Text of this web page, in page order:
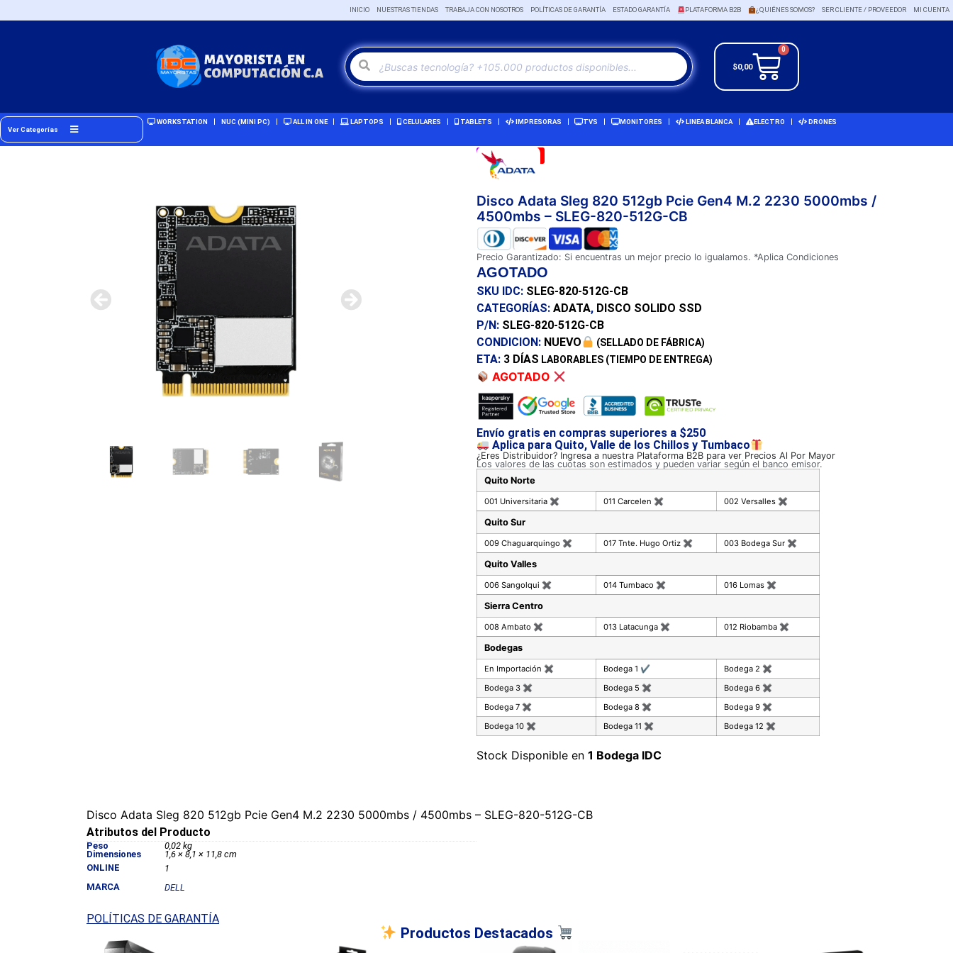
INICIO NUESTRAS TIENDAS TRABAJA CON NOSOTROS POLÍTICAS DE GARANTÍA ESTADO GARANTÍA PLATAFORMA B2B ¿QUIÉNES SOMOS? SER CLIENTE / PROVEEDOR MI CUENTA
$0,00
0
Ver Categorías
WORKSTATION NUC (MINI PC) ALL IN ONE LAPTOPS CELULARES TABLETS IMPRESORAS TVS MONITORES LINEA BLANCA ELECTRO DRONES
Remate!
Disco Adata Sleg 820 512gb Pcie Gen4 M.2 2230 5000mbs /
4500mbs – SLEG-820-512G-CB
Precio Garantizado: Si encuentras un mejor precio lo igualamos. *Aplica Condiciones
AGOTADO
SKU IDC: SLEG-820-512G-CB
CATEGORÍAS: ADATA, DISCO SOLIDO SSD
P/N: SLEG-820-512G-CB
CONDICION: NUEVO (SELLADO DE FÁBRICA)
ETA: 3 DÍAS LABORABLES (TIEMPO DE ENTREGA)
AGOTADO
Envío gratis en compras superiores a $250
Aplica para Quito, Valle de los Chillos y Tumbaco
¿Eres Distribuidor? Ingresa a nuestra Plataforma B2B para ver Precios Al Por Mayor
Los valores de las cuotas son estimados y pueden variar según el banco emisor.
Quito Norte
001 Universitaria ✖ 011 Carcelen ✖ 002 Versalles ✖
Quito Sur
009 Chaguarquingo ✖ 017 Tnte. Hugo Ortiz ✖ 003 Bodega Sur ✖
Quito Valles
006 Sangolqui ✖ 014 Tumbaco ✖ 016 Lomas ✖
Sierra Centro
008 Ambato ✖ 013 Latacunga ✖ 012 Riobamba ✖
Bodegas
En Importación ✖ Bodega 1 ✔ Bodega 2 ✖
Bodega 3 ✖ Bodega 5 ✖ Bodega 6 ✖
Bodega 7 ✖ Bodega 8 ✖ Bodega 9 ✖
Bodega 10 ✖ Bodega 11 ✖ Bodega 12 ✖
Stock Disponible en 1 Bodega IDC
Disco Adata Sleg 820 512gb Pcie Gen4 M.2 2230 5000mbs / 4500mbs – SLEG-820-512G-CB
Atributos del Producto
Peso
0,02 kg
Dimensiones
1,6 × 8,1 × 11,8 cm
ONLINE
1
MARCA
DELL
POLÍTICAS DE GARANTÍA
Productos Destacados